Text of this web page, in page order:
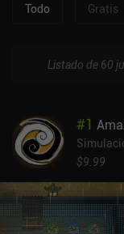
Todo Gratis
Listado de 60
#1
$9.99